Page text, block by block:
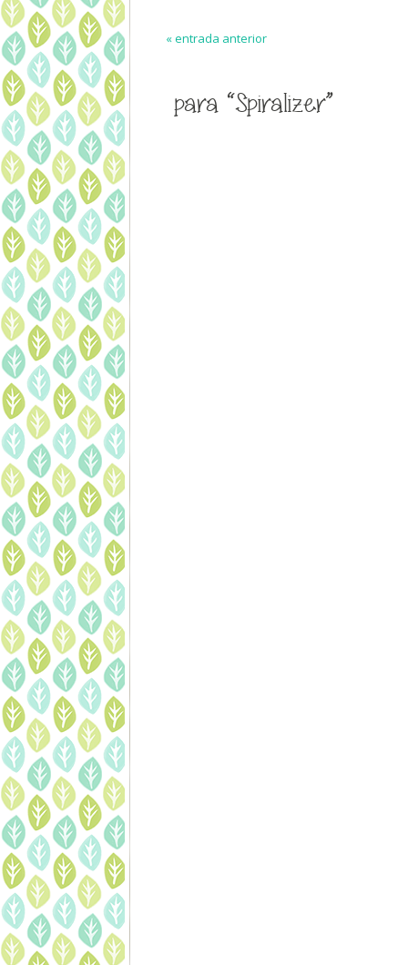
« entrada anterior
para “Spiralizer”